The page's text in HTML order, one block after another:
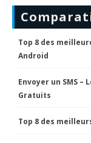
Top 8 des
Android
Envoyer un SMS
Gratuits
Top 8 des